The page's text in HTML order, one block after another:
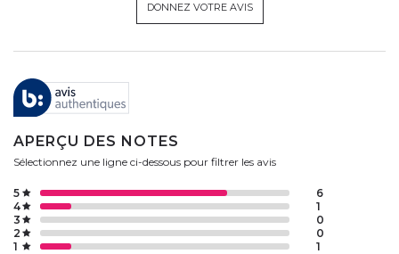
DONNEZ VOTRE AVIS
APERÇU DES NOTES
Sélectionnez une ligne ci-dessous pour filtrer les avis
1 1
2 0
3 0
4 1
5 6